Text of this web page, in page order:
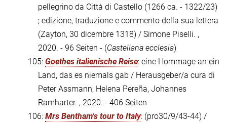
pellegrino da Città di Castello (1266 ca. - 1322/23)
; edizione, traduzione e commento della sua lettera
(Zayton, 30 dicembre 1318) / Simone Piselli. ,
2020. - 96 Seiten - (Castellana ecclesia)
105: Goethes italienische Reise: eine Hommage an ein
Land, das es niemals gab / Herausgeber/a cura di
Peter Assmann, Helena Pereña, Johannes
Ramharter. , 2020. - 406 Seiten
106: Mrs Bentham's tour to Italy: (pro30/9/43-44) /